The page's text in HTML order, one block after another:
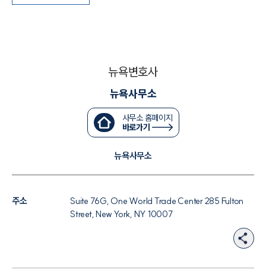
뉴스레터/브로슈어
세미나
대륜법률상담예약
대륜법률상담예약
뉴욕변호사
뉴욕사무소
사무소 홈페이지
바로가기
뉴욕사무소
주소
Suite 76G, One World Trade Center 285 Fulton
Street, New York, NY 10007